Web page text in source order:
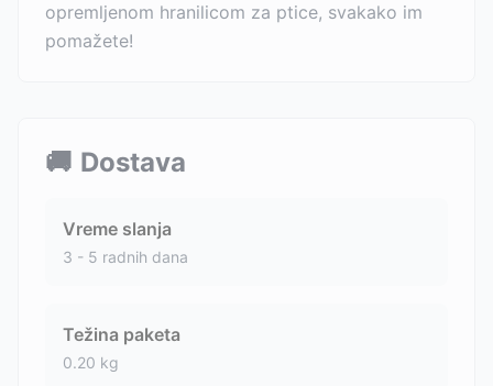
opremljenom hranilicom za ptice, svakako im
pomažete!
🚚 Dostava
Vreme slanja
3 - 5 radnih dana
Težina paketa
0.20 kg